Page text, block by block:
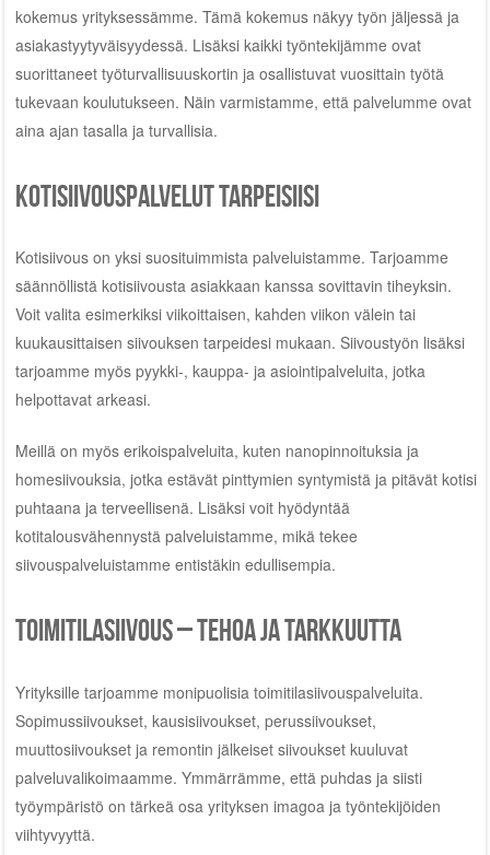
kokemus yrityksessämme. Tämä kokemus näkyy työn jäljessä ja
asiakastyytyväisyydessä. Lisäksi kaikki työntekijämme ovat
suorittaneet työturvallisuuskortin ja osallistuvat vuosittain työtä
tukevaan koulutukseen. Näin varmistamme, että palvelumme ovat
aina ajan tasalla ja turvallisia.
Kotisiivouspalvelut tarpeisiisi
Kotisiivous on yksi suosituimmista palveluistamme. Tarjoamme
säännöllistä kotisiivousta asiakkaan kanssa sovittavin tiheyksin.
Voit valita esimerkiksi viikoittaisen, kahden viikon välein tai
kuukausittaisen siivouksen tarpeidesi mukaan. Siivoustyön lisäksi
tarjoamme myös pyykki-, kauppa- ja asiointipalveluita, jotka
helpottavat arkeasi.
Meillä on myös erikoispalveluita, kuten nanopinnoituksia ja
homesiivouksia, jotka estävät pinttymien syntymistä ja pitävät kotisi
puhtaana ja terveellisenä. Lisäksi voit hyödyntää
kotitalousvähennystä palveluistamme, mikä tekee
siivouspalveluistamme entistäkin edullisempia.
Toimitilasiivous – tehoa ja tarkkuutta
Yrityksille tarjoamme monipuolisia toimitilasiivouspalveluita.
Sopimussiivoukset, kausisiivoukset, perussiivoukset,
muuttosiivoukset ja remontin jälkeiset siivoukset kuuluvat
palveluvalikoimaamme. Ymmärrämme, että puhdas ja siisti
työympäristö on tärkeä osa yrityksen imagoa ja työntekijöiden
viihtyvyyttä.